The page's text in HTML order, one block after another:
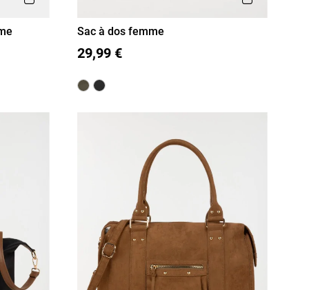
T U
Sac à dos femme
29,99 €